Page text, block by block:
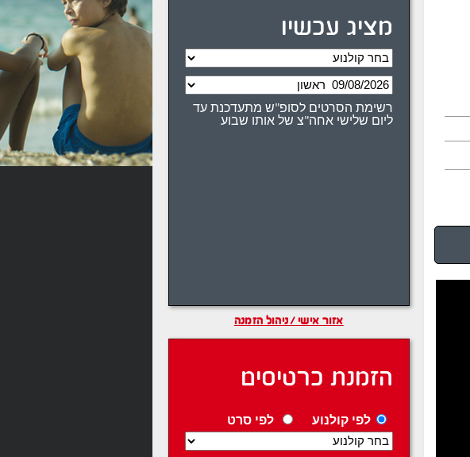
מציג עכשיו
רשימת הסרטים לסופ"ש מתעדכנת עד
ליום שלישי אחה"צ של אותו שבוע
אזור אישי / ניהול הזמנה
הזמנת כרטיסים
לפי קולנוע לפי סרט